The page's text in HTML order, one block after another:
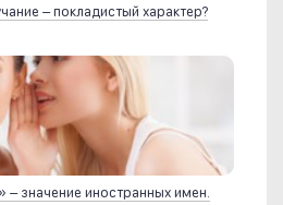
– покладистый характер?
– значение иностранных имен.